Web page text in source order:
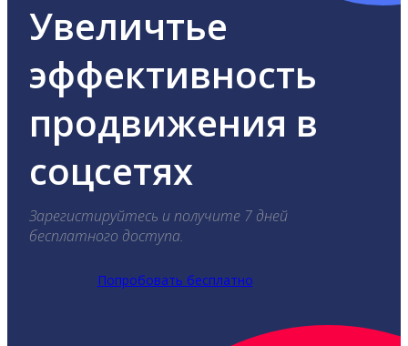
Увеличтье
эффективность
продвижения в
соцсетях
Зарегистируйтесь и получите 7 дней
бесплатного доступа.
Попробовать бесплатно